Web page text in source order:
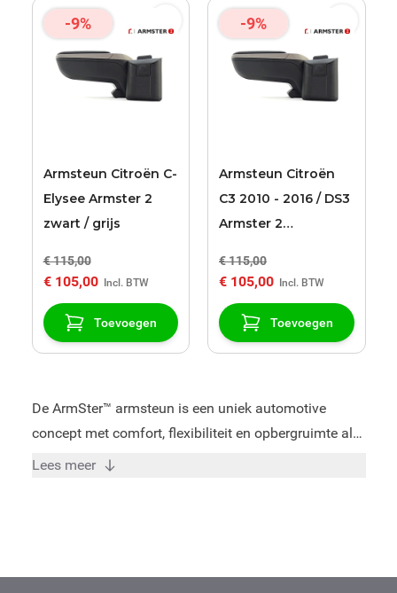
-9%
Armsteun Citroën C-
Elysee Armster 2
zwart / grijs
€ 115,00
€ 105,00
Toevoegen
-9%
Armsteun Citroën
C3 2010 - 2016 / DS3
Armster 2
€ 115,00
€ 105,00
Toevoegen
De ArmSter™ armsteun is een uniek automotive
concept met comfort, flexibiliteit en opbergruimte als
kernwoorden. Door vakkundige specialisten is voor
Zeer hoge kwaliteit armsteun - Opslag mogelijkheid -
Lees meer